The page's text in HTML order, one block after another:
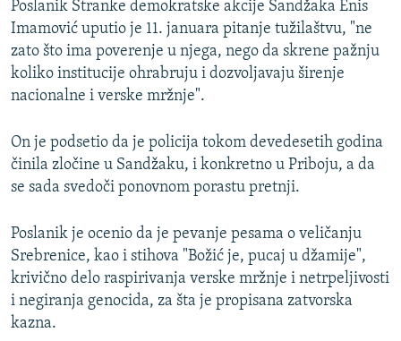
Poslanik Stranke demokratske akcije Sandžaka Enis
Imamović uputio je 11. januara pitanje tužilaštvu, "ne
zato što ima poverenje u njega, nego da skrene pažnju
koliko institucije ohrabruju i dozvoljavaju širenje
nacionalne i verske mržnje".
On je podsetio da je policija tokom devedesetih godina
činila zločine u Sandžaku, i konkretno u Priboju, a da
se sada svedoči ponovnom porastu pretnji.
Poslanik je ocenio da je pevanje pesama o veličanju
Srebrenice, kao i stihova "Božić je, pucaj u džamije",
krivično delo raspirivanja verske mržnje i netrpeljivosti
i negiranja genocida, za šta je propisana zatvorska
kazna.